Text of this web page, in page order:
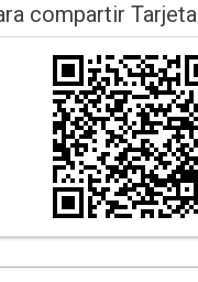
compartir Tarjeta